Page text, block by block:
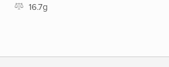
16.7g